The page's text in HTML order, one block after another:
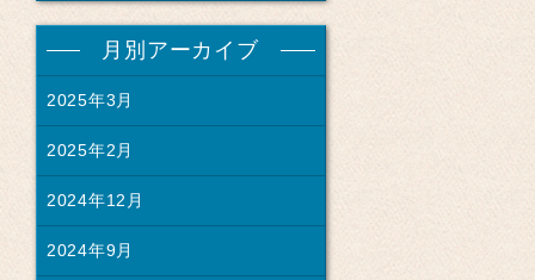
月別アーカイブ
2025年3月
2025年2月
2024年12月
2024年9月